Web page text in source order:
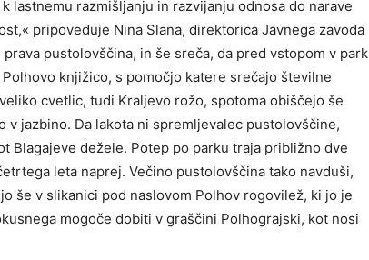
lastnemu razmišljanju in razvijanju odnosa do narave
pripoveduje Nina Slana, direktorica Javnega zavoda
pustolovščina, in še sreča, da pred vstopom v park
knjižico, s pomočjo katere srečajo številne
cvetlic, tudi Kraljevo rožo, spotoma obiščejo še
v jazbino. Da lakota ni spremljevalec pustolovščine,
Blagajeve dežele. Potep po parku traja približno dve
leta naprej. Večino pustolovščina tako navduši,
še v slikanici pod naslovom Polhov rogovilež, ki jo je
mogoče dobiti v graščini Polhograjski, kot nosi